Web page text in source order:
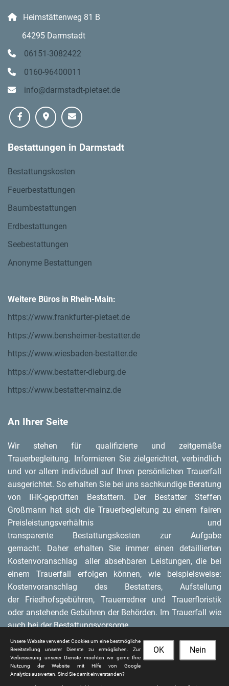
Heimstättenweg 81 B
64295 Darmstadt
06151-3082422
0160-96400011
info@darmstadt-pietaet.de
Bestattungen in Darmstadt
Bestattungskosten
Feuerbestattungen
Baumbestattungen
Erdbestattungen
Seebestattungen
Anonyme Bestattungen
Weitere Büros in Rhein-Main:
https://www.frankfurter-pietaet.de
https://www.bensheimer-bestatter.de
https://www.wiesbaden-bestatter.de
https://www.bestatter-dieburg.de
https://www.bestatter-mainz.de
An Ihrer Seite
Wir stehen für qualifizierte und zeitgemäße
Trauerbegleitung. Informieren Sie zielgerichtet, verbindlich
und vor allem individuell auf Ihren persönlichen Trauerfall
ausgerichtet. So erhalten Sie bei uns sachkundige Beratung
von IHK-geprüften Bestattern. Der Bestatter Steffen
Großmann hat sich die Trauerbegleitung zu einem fairen
Preisleistungsverhältnis und
transparente Bestattungskosten zur Aufgabe
gemacht. Daher erhalten Sie immer einen detaillierten
Kostenvoranschlag aller absehbaren Leistungen, die bei
einem Trauerfall erfolgen können, wie beispielsweise:
Kostenvoranschlag des Bestatters, Aufstellung
der Friedhofsgebühren, Trauerredner und Trauerfloristik
oder anstehende Gebühren der Behörden. Im Trauerfall wie
auch bei der Bestattungsvorsorge.
Nein
OK
Unsere Website verwendet Cookies um eine bestmögliche
Bereitstellung unserer Dienste zu ermöglichen. Zur
Verbesserung unserer Dienste möchten wir gerne Ihre
Nutzung der Website mit Hilfe von Google
Analytics auswerten. Sind Sie damit einverstanden?